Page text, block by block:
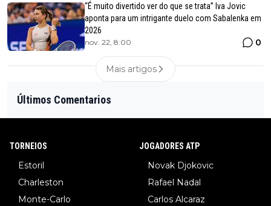
“É muito divertido ver do que se trata” Iva Jovic
aponta para um intrigante duelo com Sabalenka em
2026
nov. 22, 8:00 0
Mais artigos
Últimos Comentarios
TORNEIOS
Estoril
Charleston
Monte-Carlo
JOGADORES ATP
Novak Djokovic
Rafael Nadal
Carlos Alcaraz